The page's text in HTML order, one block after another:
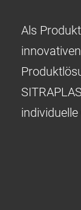
Als
innovativen